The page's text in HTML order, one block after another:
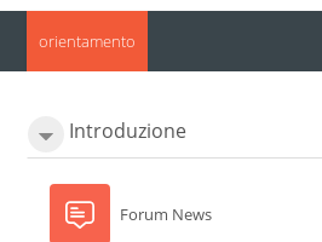
orientamento
UniTO
HelpDesk
Introduzione
Forum News